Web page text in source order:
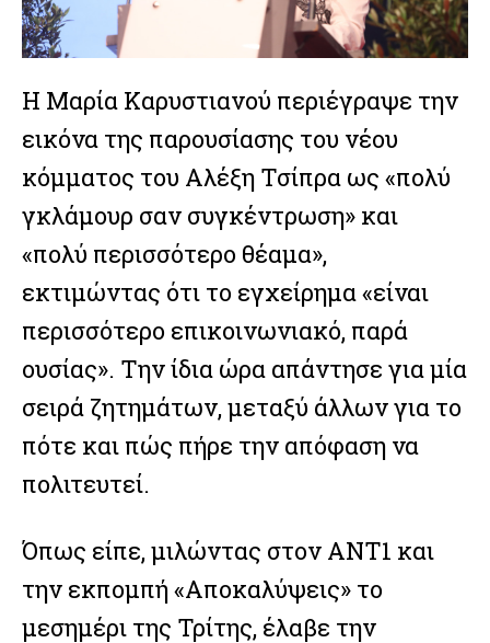
Η Μαρία Καρυστιανού περιέγραψε την
εικόνα της παρουσίασης του νέου
κόμματος του Αλέξη Τσίπρα ως «πολύ
γκλάμουρ σαν συγκέντρωση» και
«πολύ περισσότερο θέαμα»,
εκτιμώντας ότι το εγχείρημα «είναι
περισσότερο επικοινωνιακό, παρά
ουσίας». Την ίδια ώρα απάντησε για μία
σειρά ζητημάτων, μεταξύ άλλων για το
πότε και πώς πήρε την απόφαση να
πολιτευτεί.
Όπως είπε, μιλώντας στον ΑΝΤ1 και
την εκπομπή «Αποκαλύψεις» το
μεσημέρι της Τρίτης, έλαβε την